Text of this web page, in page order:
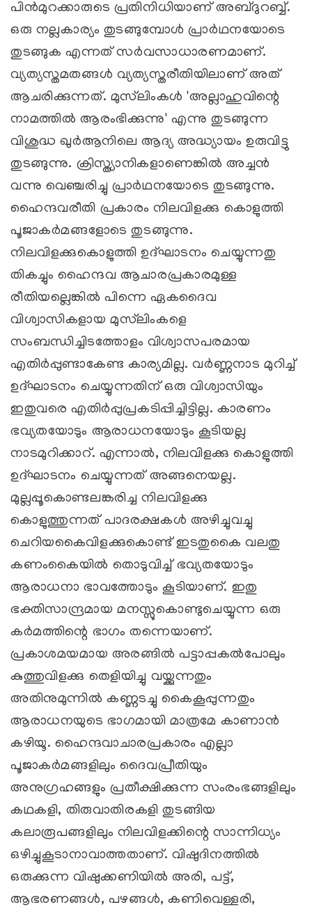
പിന്‍മുറക്കാരുടെ പ്രതിനിധിയാണ് അബ്ദുറബ്ബ്.
ഒരു നല്ലകാര്യം തുടങ്ങുമ്പോള്‍ പ്രാര്‍ഥനയോടെ
തുടങ്ങുക എന്നത് സര്‍വസാധാരണമാണ്.
വ്യത്യസ്തമതങ്ങള്‍ വ്യത്യസ്തരീതിയിലാണ് അത്
ആചരിക്കുന്നത്. മുസ്‌ലിംകള്‍ 'അല്ലാഹുവിന്റെ
നാമത്തില്‍ ആരംഭിക്കുന്നു' എന്നു തുടങ്ങുന്ന
വിശുദ്ധ ഖുര്‍ആനിലെ ആദ്യ അദ്ധ്യായം ഉരുവിട്ടു
തുടങ്ങുന്നു. ക്രിസ്ത്യാനികളാണെങ്കില്‍ അച്ചന്‍
വന്നു വെഞ്ചരിച്ചു പ്രാര്‍ഥനയോടെ തുടങ്ങുന്നു.
ഹൈന്ദവരീതി പ്രകാരം നിലവിളക്കു കൊളുത്തി
പൂജാകര്‍മങ്ങളോടെ തുടങ്ങുന്നു.
നിലവിളക്കുകൊളുത്തി ഉദ്ഘാടനം ചെയ്യുന്നതു
തികച്ചും ഹൈന്ദവ ആചാരപ്രകാരമുള്ള
രീതിയല്ലെങ്കില്‍ പിന്നെ ഏകദൈവ
വിശ്വാസികളായ മുസ്‌ലിംകളെ
സംബന്ധിച്ചിടത്തോളം വിശ്വാസപരമായ
എതിര്‍പ്പുണ്ടാകേണ്ട കാര്യമില്ല. വര്‍ണ്ണനാട മുറിച്ച്
ഉദ്ഘാടനം ചെയ്യുന്നതിന് ഒരു വിശ്വാസിയും
ഇതുവരെ എതിര്‍പ്പുപ്രകടിപ്പിച്ചിട്ടില്ല. കാരണം
ഭവ്യതയോടും ആരാധനയോടും കൂടിയല്ല
നാടമുറിക്കാറ്. എന്നാല്‍, നിലവിളക്കു കൊളുത്തി
ഉദ്ഘാടനം ചെയ്യുന്നത് അങ്ങനെയല്ല.
മുല്ലപ്പൂകൊണ്ടലങ്കരിച്ച നിലവിളക്കു
കൊളുത്തുന്നത് പാദരക്ഷകള്‍ അഴിച്ചുവച്ചു
ചെറിയകൈവിളക്കുകൊണ്ട് ഇടതുകൈ വലതു
കണംകൈയില്‍ തൊടുവിച്ച് ഭവ്യതയോടും
ആരാധനാ ഭാവത്തോടും കൂടിയാണ്. ഇതു
ഭക്തിസാന്ദ്രമായ മനസ്സുകൊണ്ടുചെയ്യുന്ന ഒരു
കര്‍മത്തിന്റെ ഭാഗം തന്നെയാണ്.
പ്രകാശമയമായ അരങ്ങില്‍ പട്ടാപ്പകല്‍പോലും
കുത്തുവിളക്കു തെളിയിച്ചു വയ്ക്കുന്നതും
അതിനുമുന്നില്‍ കണ്ണടച്ചു കൈകൂപ്പുന്നതും
ആരാധനയുടെ ഭാഗമായി മാത്രമേ കാണാന്‍
കഴിയൂ. ഹൈന്ദവാചാരപ്രകാരം എല്ലാ
പൂജാകര്‍മങ്ങളിലും ദൈവപ്രീതിയും
അനുഗ്രഹങ്ങളും പ്രതീക്ഷിക്കുന്ന സംരംഭങ്ങളിലും
കഥകളി, തിരുവാതിരകളി തുടങ്ങിയ
കലാരൂപങ്ങളിലും നിലവിളക്കിന്റെ സാന്നിധ്യം
ഒഴിച്ചുകൂടാനാവാത്തതാണ്. വിഷുദിനത്തില്‍
ഒരുക്കുന്ന വിഷുക്കണിയില്‍ അരി, പട്ട്,
ആഭരണങ്ങള്‍, പഴങ്ങള്‍, കണിവെള്ളരി,